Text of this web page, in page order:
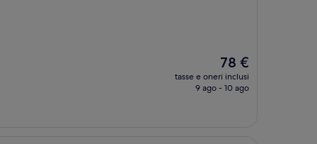
Il
prezzo
attuale
78 €
tasse e oneri inclusi
9 ago - 10 ago